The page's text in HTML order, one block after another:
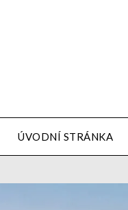
ÚVODNÍ STRÁNKA